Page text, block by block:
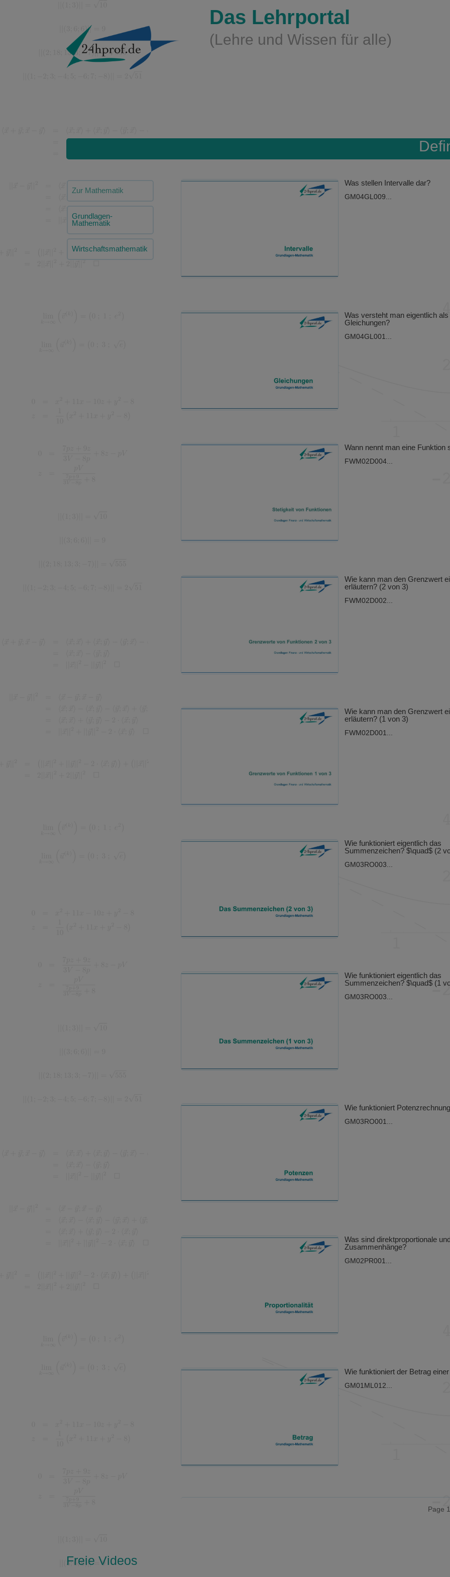
Das Lehrportal
(Lehre und Wissen für alle)
Zur Mathematik
Grundlagen-
Mathematik
Wirtschaftsmathematik
Was stellen Intervalle dar?
GM04GL009...
Was versteht man eigentlich als
Gleichungen?
GM04GL001...
Wann nennt man eine Funktion
FWM02D004...
Wie kann man den Grenzwert
erläutern? (2 von 3)
FWM02D002...
Wie kann man den Grenzwert
erläutern? (1 von 3)
FWM02D001...
Wie funktioniert eigentlich das
Summenzeichen? $\quad$ (2
GM03RO003...
Wie funktioniert eigentlich das
Summenzeichen? $\quad$ (1
GM03RO003...
Wie funktioniert
GM03RO001...
Was sind direktproportionale
Zusammenhänge?
GM02PR001...
Wie funktioniert der Betrag
GM01ML012...
Page
Freie Videos